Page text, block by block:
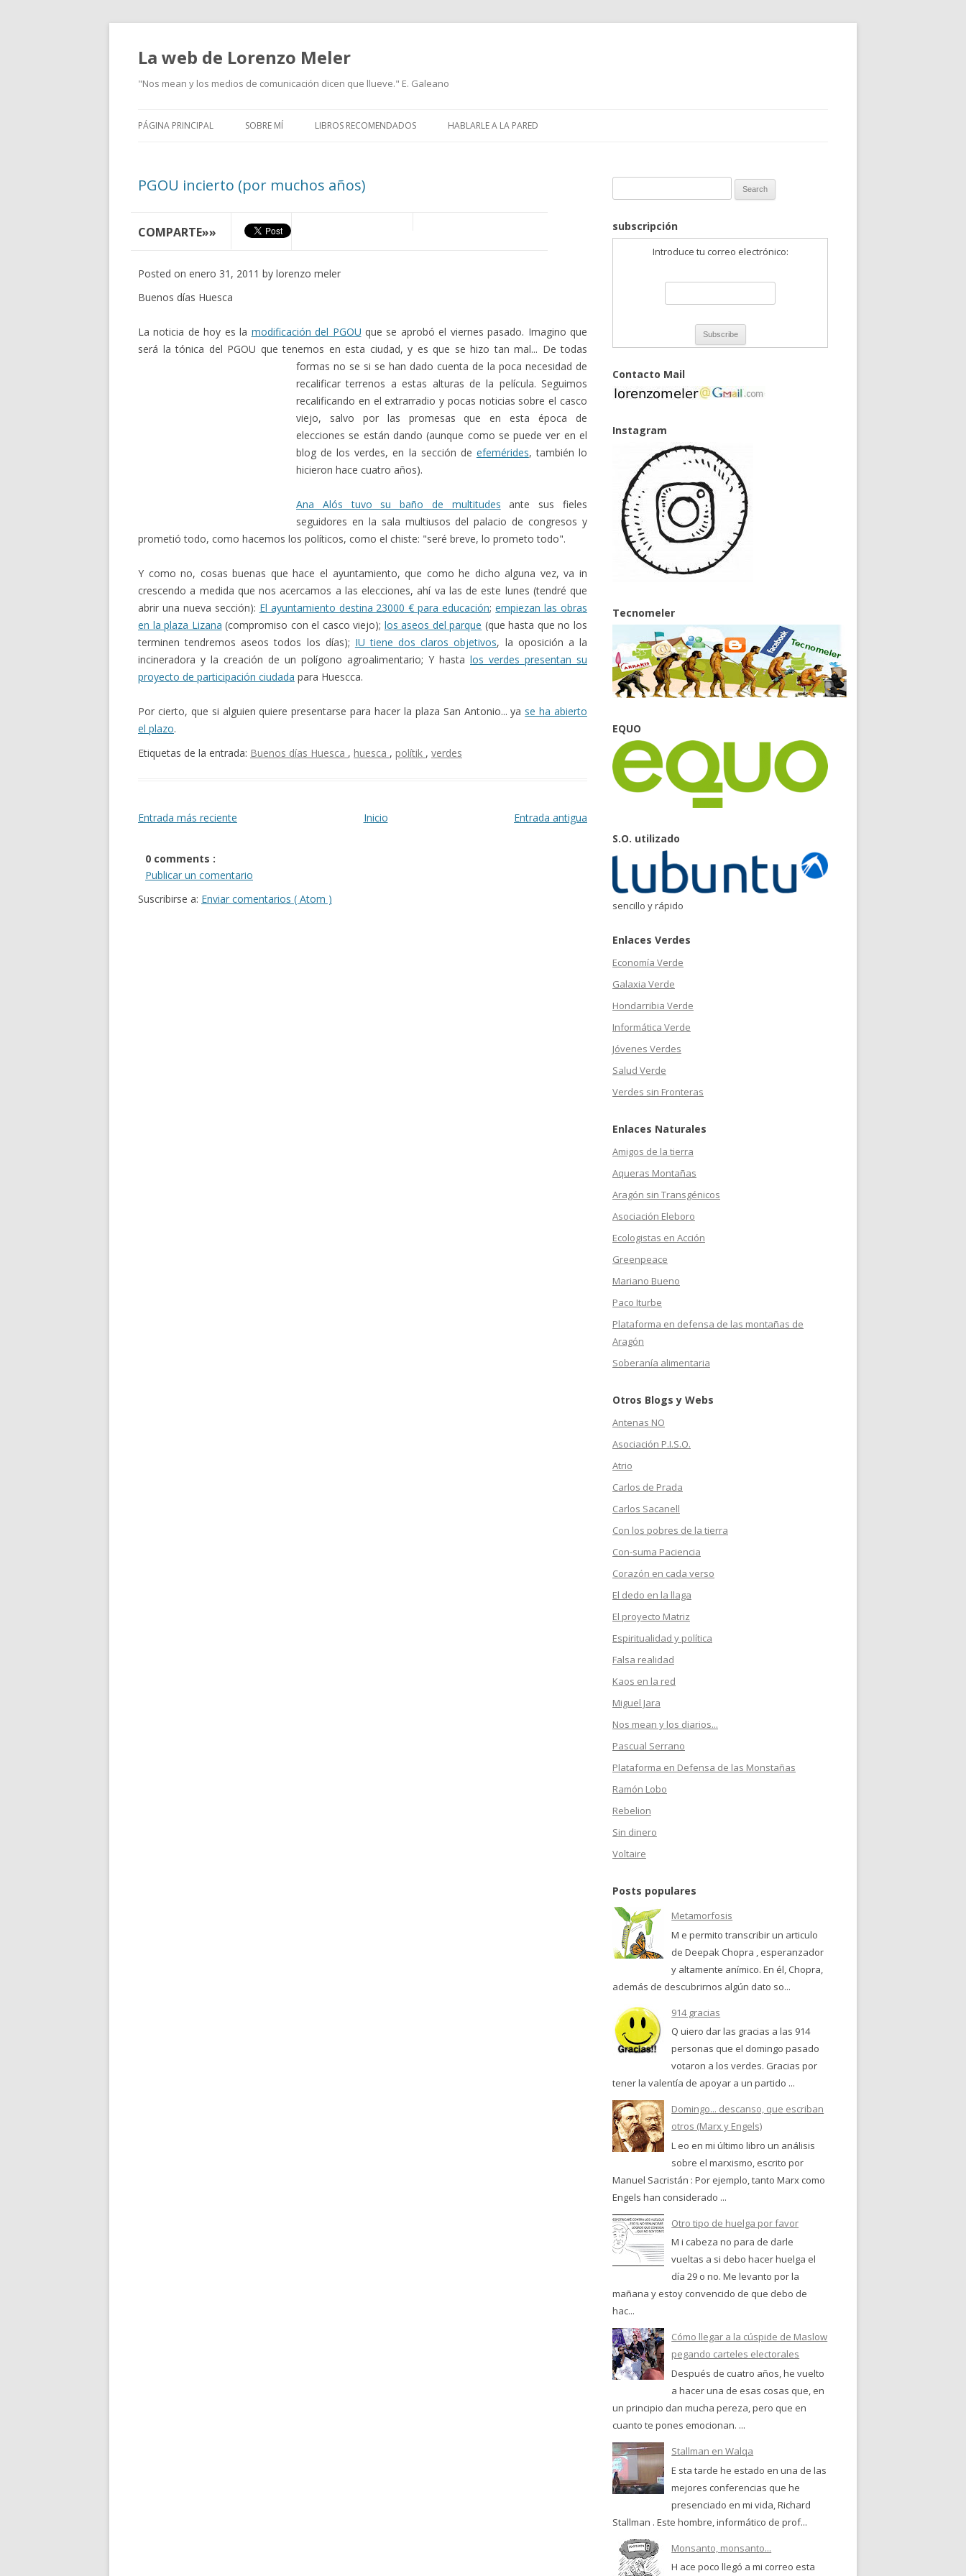
La web de Lorenzo Meler
"Nos mean y los medios de comunicación dicen que llueve." E. Galeano
PÁGINA PRINCIPAL SOBRE MÍ LIBROS RECOMENDADOS HABLARLE A LA PARED
PGOU incierto (por muchos años)
COMPARTE»»
Posted on enero 31, 2011 by lorenzo meler
Buenos días Huesca
La noticia de hoy es la modificación del PGOU que se aprobó el viernes pasado. Imagino que
será la tónica del PGOU que tenemos en esta ciudad, y es que se hizo tan mal... De todas
formas no se si se han dado cuenta de la poca necesidad de
recalificar terrenos a estas alturas de la película. Seguimos
recalificando en el extrarradio y pocas noticias sobre el casco
viejo, salvo por las promesas que en esta época de
elecciones se están dando (aunque como se puede ver en el
blog de los verdes, en la sección de efemérides, también lo
hicieron hace cuatro años).
Ana Alós tuvo su baño de multitudes ante sus fieles
seguidores en la sala multiusos del palacio de congresos y
prometió todo, como hacemos los políticos, como el chiste: "seré breve, lo prometo todo".
Y como no, cosas buenas que hace el ayuntamiento, que como he dicho alguna vez, va in
crescendo a medida que nos acercamos a las elecciones, ahí va las de este lunes (tendré que
abrir una nueva sección): El ayuntamiento destina 23000 € para educación;empiezan las obras
en la plaza Lizana (compromiso con el casco viejo); los aseos del parque (que hasta que no los
terminen tendremos aseos todos los días); IU tiene dos claros objetivos, la oposición a la
incineradora y la creación de un polígono agroalimentario; Y hasta los verdes presentan su
proyecto de participación ciudada para Huescca.
Por cierto, que si alguien quiere presentarse para hacer la plaza San Antonio... ya se ha abierto
el plazo.
Etiquetas de la entrada: Buenos días Huesca , huesca , polítik , verdes
Entrada más reciente Entrada antigua
Inicio
0 comments :
Publicar un comentario
Suscribirse a: Enviar comentarios ( Atom )
subscripción
Introduce tu correo electrónico:
Contacto Mail
Instagram
Tecnomeler
EQUO
S.O. utilizado
sencillo y rápido
Enlaces Verdes
Economía Verde
Galaxia Verde
Hondarribia Verde
Informática Verde
Jóvenes Verdes
Salud Verde
Verdes sin Fronteras
Enlaces Naturales
Amigos de la tierra
Aqueras Montañas
Aragón sin Transgénicos
Asociación Eleboro
Ecologistas en Acción
Greenpeace
Mariano Bueno
Paco Iturbe
Plataforma en defensa de las montañas de
Aragón
Soberanía alimentaria
Otros Blogs y Webs
Antenas NO
Asociación P.I.S.O.
Atrio
Carlos de Prada
Carlos Sacanell
Con los pobres de la tierra
Con-suma Paciencia
Corazón en cada verso
El dedo en la llaga
El proyecto Matriz
Espiritualidad y política
Falsa realidad
Kaos en la red
Miguel Jara
Nos mean y los diarios...
Pascual Serrano
Plataforma en Defensa de las Monstañas
Ramón Lobo
Rebelion
Sin dinero
Voltaire
Posts populares
Metamorfosis
M e permito transcribir un articulo
de Deepak Chopra , esperanzador
y altamente anímico. En él, Chopra,
además de descubrirnos algún dato so...
914 gracias
Q uiero dar las gracias a las 914
personas que el domingo pasado
votaron a los verdes. Gracias por
tener la valentía de apoyar a un partido ...
Domingo... descanso, que escriban
otros (Marx y Engels)
L eo en mi último libro un análisis
sobre el marxismo, escrito por
Manuel Sacristán : Por ejemplo, tanto Marx como
Engels han considerado ...
Otro tipo de huelga por favor
M i cabeza no para de darle
vueltas a si debo hacer huelga el
día 29 o no. Me levanto por la
mañana y estoy convencido de que debo de
hac...
Cómo llegar a la cúspide de Maslow
pegando carteles electorales
Después de cuatro años, he vuelto
a hacer una de esas cosas que, en
un principio dan mucha pereza, pero que en
cuanto te pones emocionan. ...
Stallman en Walqa
E sta tarde he estado en una de las
mejores conferencias que he
presenciado en mi vida, Richard
Stallman . Este hombre, informático de prof...
Monsanto, monsanto...
H ace poco llegó a mi correo esta